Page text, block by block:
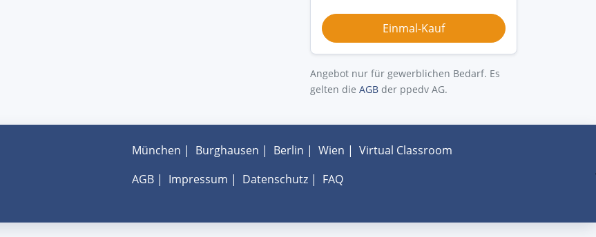
Angebot nur für gewerblichen Bedarf. Es
gelten die AGB der ppedv AG.
München | Burghausen | Berlin | Wien | Virtual Classroom
AGB| Impressum | Datenschutz| FAQ